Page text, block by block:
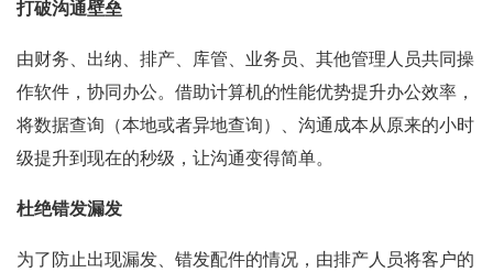
打破沟通壁垒
由财务、出纳、排产、库管、业务员、其他管理人员共同操
作软件，协同办公。借助计算机的性能优势提升办公效率，
将数据查询（本地或者异地查询）、沟通成本从原来的小时
级提升到现在的秒级，让沟通变得简单。
杜绝错发漏发
为了防止出现漏发、错发配件的情况，由排产人员将客户的